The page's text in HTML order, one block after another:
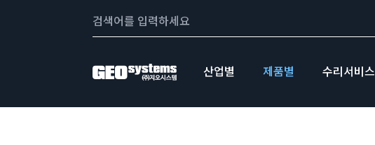
Search:
산업별 제품별 수리서비스